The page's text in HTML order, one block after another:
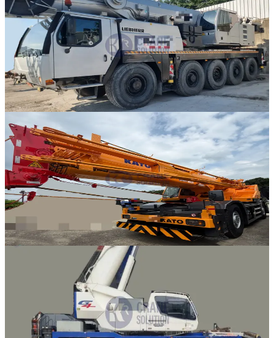
Liebherr · AT 크레인·AT-315
NEW
LTM 1095-5.1
2008년식 · 105톤
가격 문의
9
Kato · RT 크레인·RT-335
NEW
KR-65H
2006년식 · 65톤
가격 문의
14
Tadano · RT 크레인· RT-334
GR-700N-2